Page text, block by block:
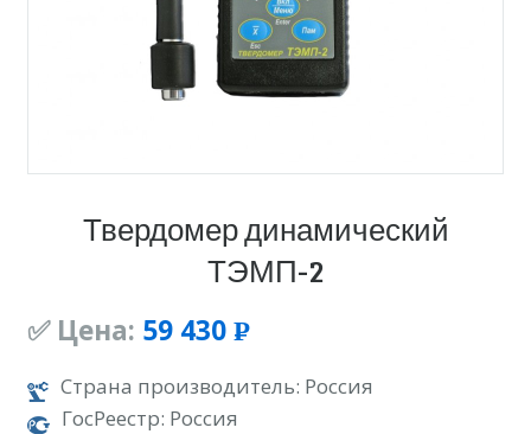
Твердомер динамический
ТЭМП-2
✅ Цена: 59 430 Р
УБ.
Страна производитель: Россия
ГосРеестр: Россия